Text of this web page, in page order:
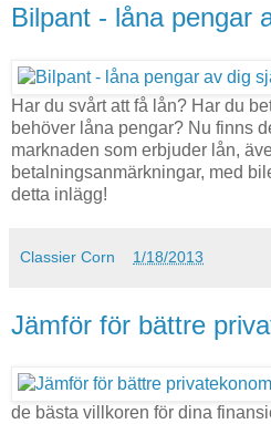
Bilpant - låna pengar
Har du svårt att få lån? Har du
behöver låna pengar? Nu finns
marknaden som erbjuder lån,
betalningsanmärkningar, med
detta inlägg!
Classier Corn 1/18/2013
Jämför för bättre
de bästa villkoren för dina